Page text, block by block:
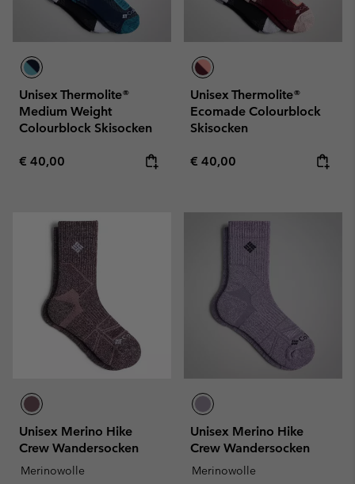
Unisex Thermolite®
Medium Weight
Colourblock Skisocken
Regular price:
€ 40,00
Unisex Thermolite®
Ecomade Colourblock
Skisocken
Regular price:
€ 40,00
Unisex Merino Hike
Crew Wandersocken
Merinowolle
Unisex Merino Hike
Crew Wandersocken
Merinowolle